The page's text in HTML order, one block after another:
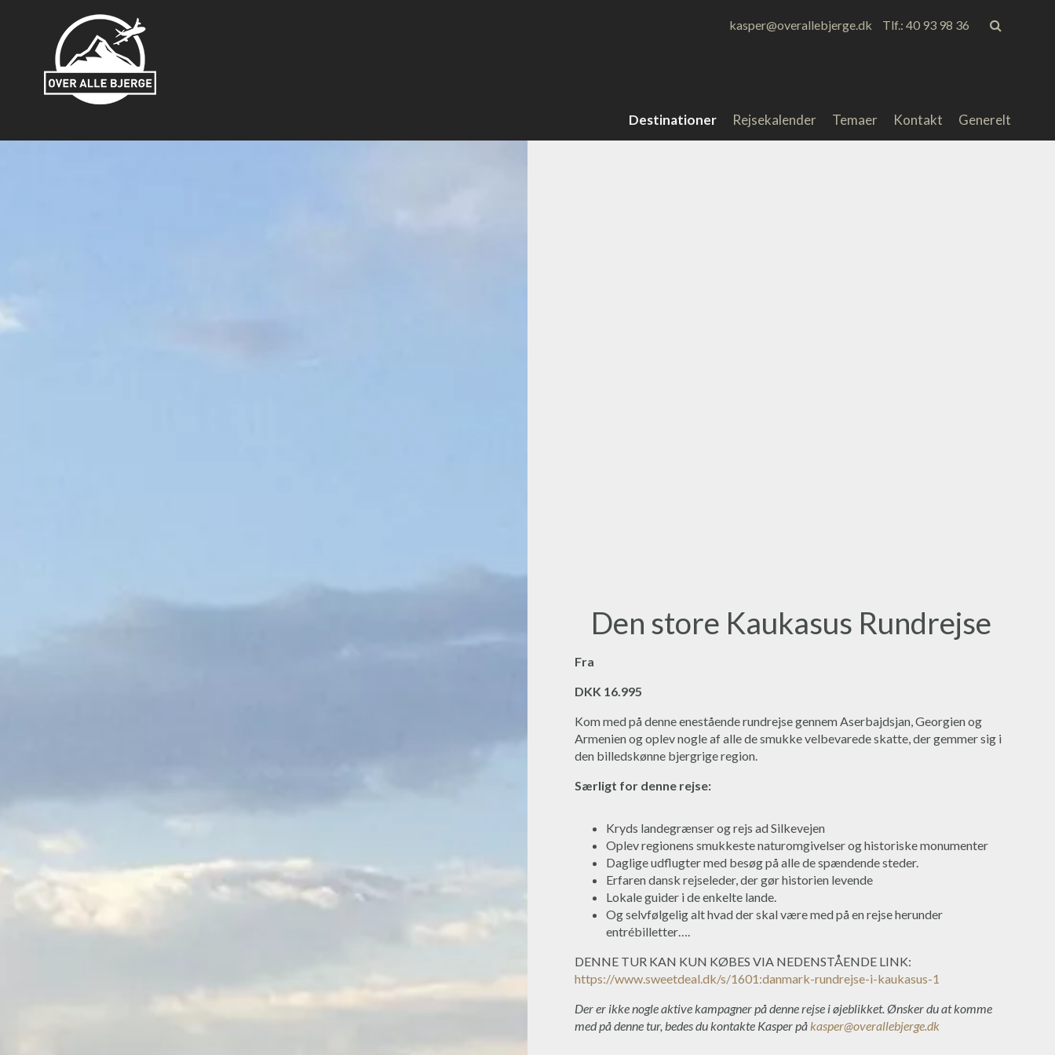
kasper@overallebjerge.dk Tlf.: 40 93 98 36
Destinationer Rejsekalender Temaer Kontakt Generelt
Den store Kaukasus Rundrejse
Fra
DKK 16.995
Kom med på denne enestående rundrejse gennem Aserbajdsjan, Georgien og
Armenien og oplev nogle af alle de smukke velbevarede skatte, der gemmer sig i
den billedskønne bjergrige region.
Særligt for denne rejse:
Kryds landegrænser og rejs ad Silkevejen
Oplev regionens smukkeste naturomgivelser og historiske monumenter
Daglige udflugter med besøg på alle de spændende steder.
Erfaren dansk rejseleder, der gør historien levende
Lokale guider i de enkelte lande.
Og selvfølgelig alt hvad der skal være med på en rejse herunder
entrébilletter….
DENNE TUR KAN KUN KØBES VIA NEDENSTÅENDE LINK:
https://www.sweetdeal.dk/s/1601:danmark-rundrejse-i-kaukasus-1
Der er ikke nogle aktive kampagner på denne rejse i øjeblikket. Ønsker du at komme
med på denne tur, bedes du kontakte Kasper påkasper@overallebjerge.dk